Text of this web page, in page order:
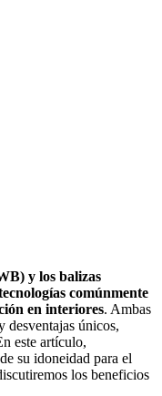
y los balizas
comúnmente
en interiores. Ambas
desventajas únicos,
este artículo,
su idoneidad para el
los beneficios